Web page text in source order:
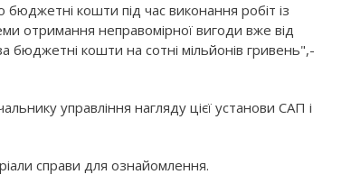
кошти під час виконання робіт із
отримання неправомірної вигоди вже від
кошти на сотні мільйонів гривень",-
управління нагляду цієї установи САП і
справи для ознайомлення.